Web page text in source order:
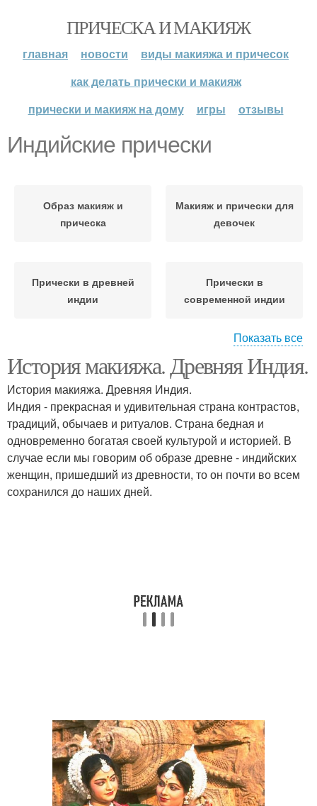
ПРИЧЕСКА И МАКИЯЖ
главная новости
виды макияжа и причесок
как делать прически и макияж
прически и макияж на дому
игры отзывы
Индийские прически
Образ макияж и
прическа
Макияж и прически для
девочек
Прически в древней
индии
Прически в
современной индии
стиле
Индийский пучок
Праздничная прическа Мужские прически
Прически в китае
Показать все
История макияжа. Древняя Индия.
История макияжа. Древняя Индия.
Индия - прекрасная и удивительная страна контрастов,
традиций, обычаев и ритуалов. Страна бедная и
одновременно богатая своей культурой и историей. В
случае если мы говорим об образе древне - индийских
женщин, пришедший из древности, то он почти во всем
сохранился до наших дней.